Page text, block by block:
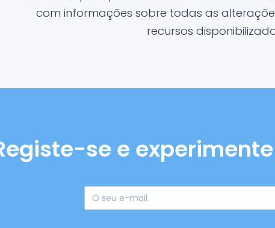
com informações sobre todas as
recursos
se e